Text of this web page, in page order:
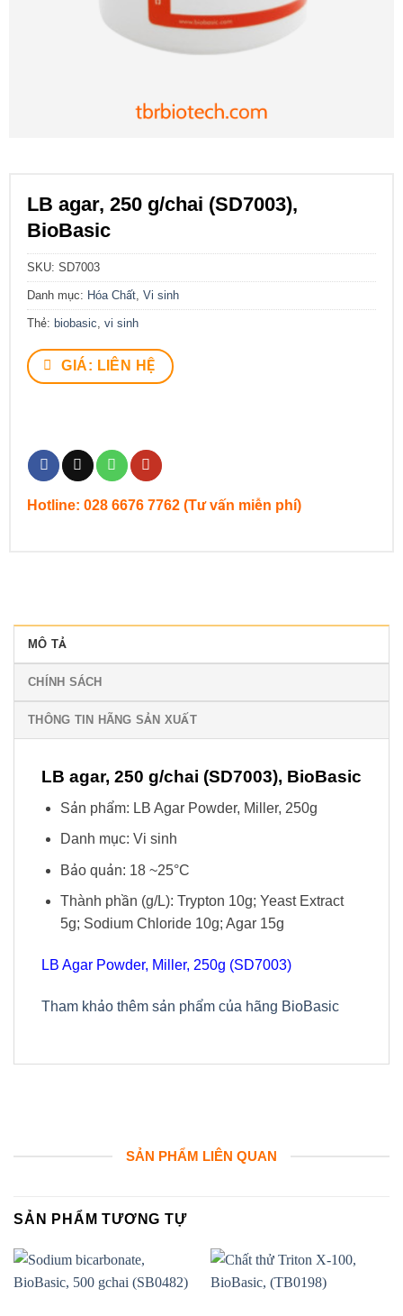
LB agar, 250 g/chai (SD7003),
BioBasic
SKU: SD7003
Danh mục: Hóa Chất, Vi sinh
Thẻ: biobasic, vi sinh
GIÁ: LIÊN HỆ
Hotline: 028 6676 7762 (Tư vấn miễn phí)
MÔ TẢ
CHÍNH SÁCH
THÔNG TIN HÃNG SẢN XUẤT
LB agar, 250 g/chai (SD7003), BioBasic
Sản phẩm: LB Agar Powder, Miller, 250g
Danh mục: Vi sinh
Bảo quản: 18 ~25°C
Thành phần (g/L): Trypton 10g; Yeast Extract
5g; Sodium Chloride 10g; Agar 15g
LB Agar Powder, Miller, 250g (SD7003)
Tham khảo thêm sản phẩm của hãng BioBasic
SẢN PHẨM LIÊN QUAN
SẢN PHẨM TƯƠNG TỰ